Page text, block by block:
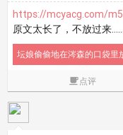
https://mcyacg.com/
原文太长了，不放过来……
坛娘偷偷地在涔森的口袋里
点评